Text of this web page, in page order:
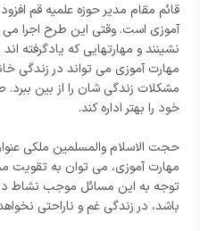
قائم مقام مدیر حوزه علمیه قم
آموزی است. وقتی این طرح اجرا می
نشینند و مهارتهایی که یادگرفته
مهارت آموزی می تواند در زندگی
مشکلات زندگی شان را از بین ببرد.
خود را بهتر اداره کند.
حجت الاسلام والمسلمین ملکی
مهارت آموزی، می توان به تقویت
توجه به این مسائل موجب نشاط
باشد، در زندگی غم و ناراحتی